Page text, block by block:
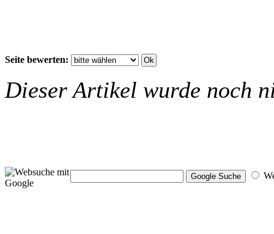
Seite bewerten:
Dieser Artikel wurde noch